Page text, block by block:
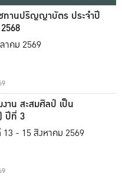
ทานปริญญาบัตร ประจำปี
าคม 2569
าน สะสมศิลป์ เป็น
ปีที่ 3
13 - 15 สิงหาคม 2569